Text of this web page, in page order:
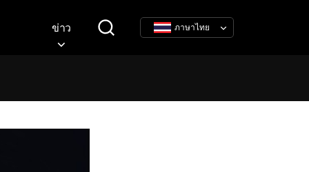
ข่าว ภาษาไทย